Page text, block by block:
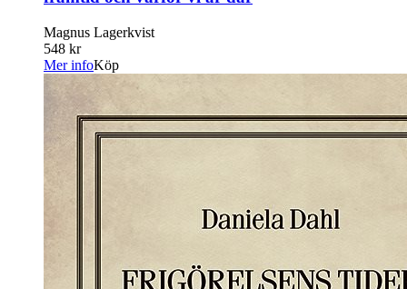
Magnus Lagerkvist
548 kr
Mer infoKöp